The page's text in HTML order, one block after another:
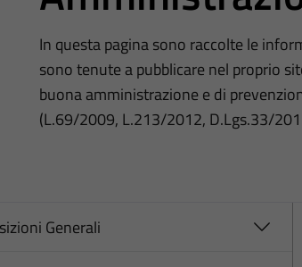
In questa pagina sono raccolte le
sono tenute a pubblicare nel proprio
buona amministrazione e di
(L.69/2009, L.213/2012, D.Lgs.33/
Generali